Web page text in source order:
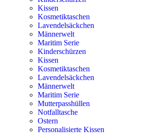
Kissen
Kosmetiktaschen
Lavendelsäckchen
Männerwelt
Maritim Serie
Kinderschürzen
Kissen
Kosmetiktaschen
Lavendelsäckchen
Männerwelt
Maritim Serie
Mutterpasshüllen
Notfalltasche
Ostern
Personalisierte Kissen